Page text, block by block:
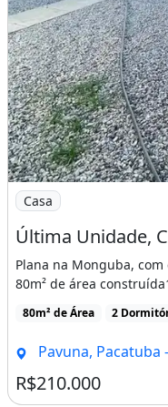
Imagem: Última
Casa
Plana na Monguba,
80m² de área
80m² de Área 2
Pavuna, Pacatuba
R$210.000